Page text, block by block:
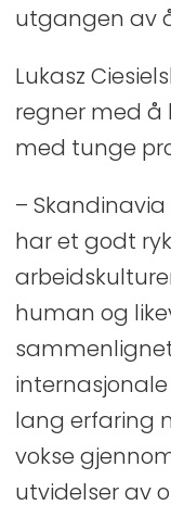
utgangen av
Lukasz
regner med å
med tunge
–
har et godt
human og
lang erfaring
vokse
utvidelser av